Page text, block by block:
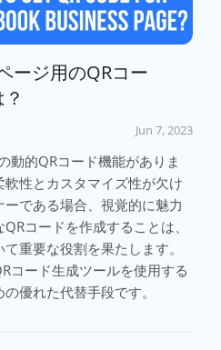
ージ用のQRコー
Jun 7, 2023
動的QRコード機能がありま
性とカスタマイズ性が欠け
である場合、視覚的に魅力
コードを作成することは、
重要な役割を果たします。
コード生成ツールを使用する
優れた代替手段です。